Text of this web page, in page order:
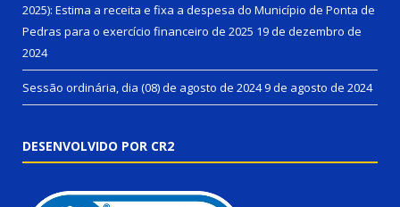
2025): Estima a receita e fixa a despesa do Município de Ponta de
Pedras para o exercício financeiro de 2025 19 de dezembro de
2024
Sessão ordinária, dia (08) de agosto de 20249 de agosto de 2024
DESENVOLVIDO POR CR2